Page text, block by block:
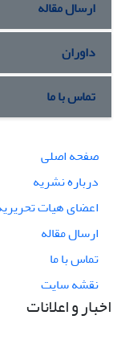
ارسال مقاله
داوران
تماس با ما
صفحه اصلی
درباره نشریه
اعضای هیات
ارسال مقاله
تماس با ما
نقشه سایت
اخبار و اعلانات